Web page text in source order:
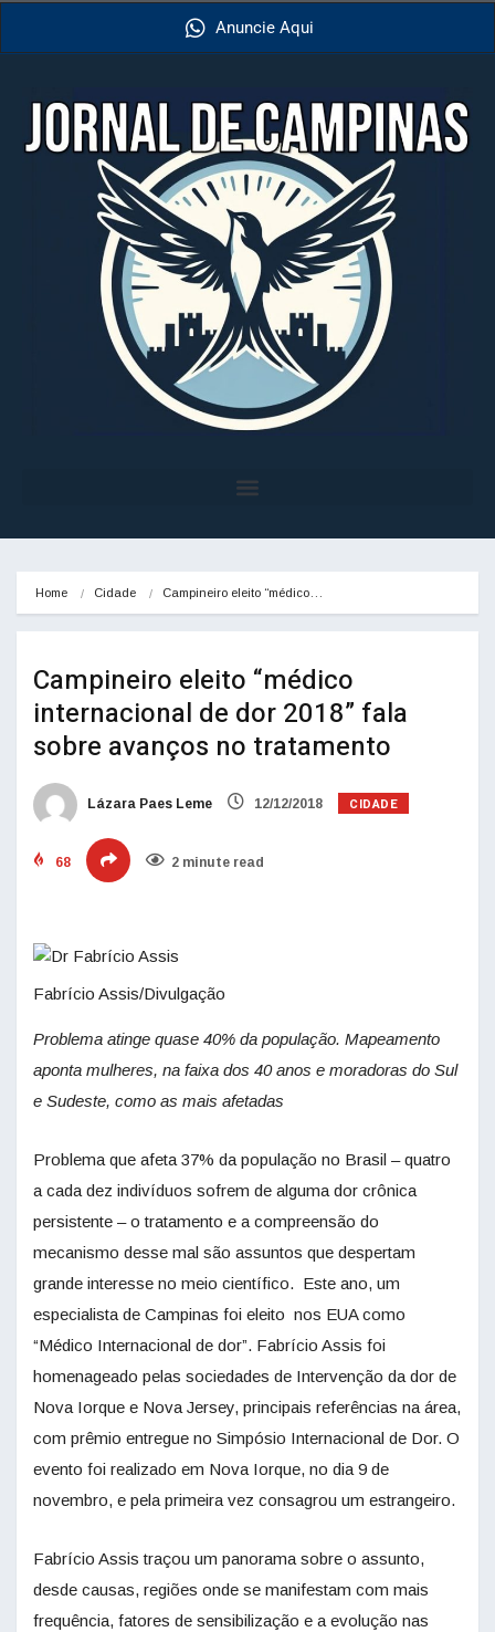
Anuncie Aqui
Home Cidade Campineiro eleito “médico…
Campineiro eleito “médico
internacional de dor 2018” fala
sobre avanços no tratamento
Lázara Paes Leme 12/12/2018 CIDADE
68 2 minute read
Fabrício Assis/Divulgação
Problema atinge quase 40% da população. Mapeamento
aponta mulheres, na faixa dos 40 anos e moradoras do Sul
e Sudeste, como as mais afetadas
Problema que afeta 37% da população no Brasil – quatro
a cada dez indivíduos sofrem de alguma dor crônica
persistente – o tratamento e a compreensão do
mecanismo desse mal são assuntos que despertam
grande interesse no meio científico. Este ano, um
especialista de Campinas foi eleito nos EUA como
“Médico Internacional de dor”. Fabrício Assis foi
homenageado pelas sociedades de Intervenção da dor de
Nova Iorque e Nova Jersey, principais referências na área,
com prêmio entregue no Simpósio Internacional de Dor. O
evento foi realizado em Nova Iorque, no dia 9 de
novembro, e pela primeira vez consagrou um estrangeiro.
Fabrício Assis traçou um panorama sobre o assunto,
desde causas, regiões onde se manifestam com mais
frequência, fatores de sensibilização e a evolução nas